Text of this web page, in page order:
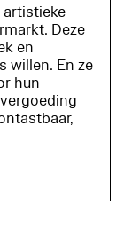
Deze
en
willen. En ze
hun